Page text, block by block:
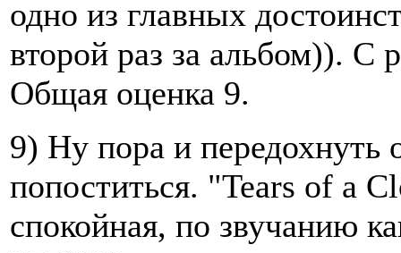
одно из главных
второй раз за альбом)).
Общая оценка 9.
9) Ну пора и передохнуть
попоститься. "Tears of a
спокойная, по звучанию